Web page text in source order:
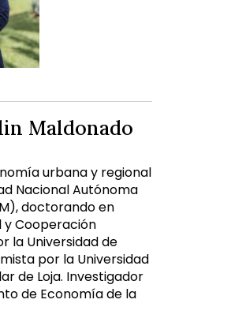
Maldonado
urbana y regional
Nacional Autónoma
doctorando en
y Cooperación
la Universidad de
por la Universidad
de Loja. Investigador
de Economía de la